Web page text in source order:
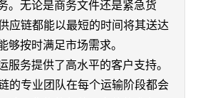
。无论是商务文件还是紧急货
应链都能以最短的时间将其送达
够按时满足市场需求。
服务提供了高水平的客户支持。
的专业团队在每个运输阶段都会